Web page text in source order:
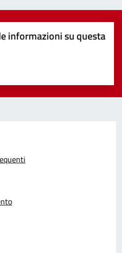
informazioni su questa
su 5
su 5